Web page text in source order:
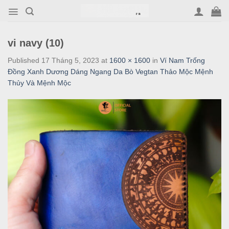
vi navy (10)
Published 17 Tháng 5, 2023 at 1600 × 1600 in Ví Nam Trống
Đồng Xanh Dương Dáng Ngang Da Bò Vegtan Thảo Mộc Mệnh
Thủy Và Mệnh Mộc